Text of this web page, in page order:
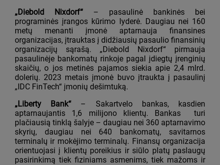
„Diebold Nixdorf“ – pasaulinė bankinės bei
programinės įrangos kūrimo lyderė. Daugiau nei 160
metų menanti įmonė aptarnauja finansines
organizacijas, įtrauktas į didžiausių pasaulio finansinių
organizacijų sąrašą. „Diebold Nixdorf“ pirmauja
pasaulinėje bankomatų rinkoje pagal įdiegtų įrenginių
skaičių, o jos metinės pajamos siekia apie 2,4 mlrd.
dolerių. 2023 metais įmonė buvo įtraukta į pasaulinį
„IDC FinTech“ įmonių dešimtuką.
„Liberty Bank“ – Sakartvelo bankas, kasdien
aptarnaujantis 1,6 milijono klientų. Bankas turi
plačiausią tinklą šalyje – daugiau nei 360 aptarnavimo
skyrių, daugiau nei 640 bankomatų, savitarnos
terminalų ir mokėjimo terminalų. Finansų organizacija
orientuojasi į klientų poreikius ir siūlo platų paslaugų
pasirinkimą tiek fiziniams asmenims, tiek mažoms ir